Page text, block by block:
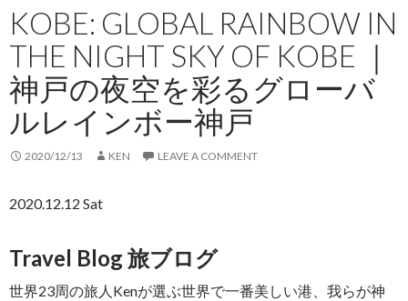
KOBE: GLOBAL RAINBOW IN
THE NIGHT SKY OF KOBE ｜
神戸の夜空を彩るグローバ
ルレインボー神戸
2020/12/13 KEN LEAVE A COMMENT
2020.12.12 Sat
Travel Blog 旅ブログ
世界23周の旅人Kenが選ぶ世界で一番美しい港、我らが神